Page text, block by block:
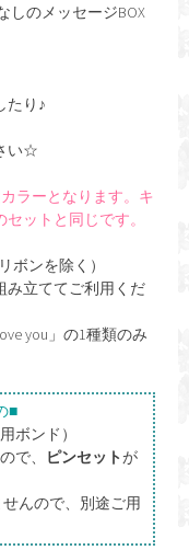
しのメッセージBOX
たり♪
い☆
ラーとなります。キ
ットと同じです。
ボンを除く）
立ててご利用くだ
you」の1種類のみ
■
ボンド）
で、 ピンセットが
んので、別途ご用